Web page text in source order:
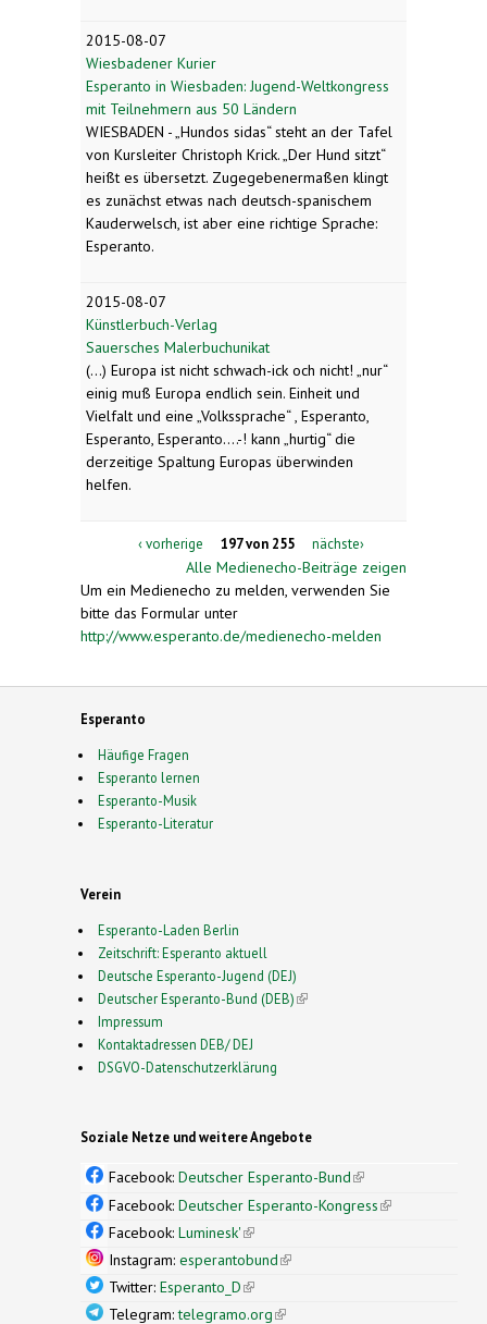
2015-08-07
Wiesbadener Kurier
Esperanto in Wiesbaden: Jugend-Weltkongress
mit Teilnehmern aus 50 Ländern
WIESBADEN - „Hundos sidas“ steht an der Tafel
von Kursleiter Christoph Krick. „Der Hund sitzt“
heißt es übersetzt. Zugegebenermaßen klingt
es zunächst etwas nach deutsch-spanischem
Kauderwelsch, ist aber eine richtige Sprache:
Esperanto.
2015-08-07
Künstlerbuch-Verlag
Sauersches Malerbuchunikat
(...) Europa ist nicht schwach-ick och nicht! „nur“
einig muß Europa endlich sein. Einheit und
Vielfalt und eine „Volkssprache“ , Esperanto,
Esperanto, Esperanto….-! kann „hurtig“ die
derzeitige Spaltung Europas überwinden
helfen.
‹ vorherige 197 von 255 nächste›
Alle Medienecho-Beiträge zeigen
Um ein Medienecho zu melden, verwenden Sie
bitte das Formular unter
http://www.esperanto.de/medienecho-melden
Esperanto
Häufige Fragen
Esperanto lernen
Esperanto-Musik
Esperanto-Literatur
Verein
Esperanto-Laden Berlin
Zeitschrift: Esperanto aktuell
Deutsche Esperanto-Jugend (DEJ)
Deutscher Esperanto-Bund (DEB)(link is external)
Impressum
Kontaktadressen DEB/ DEJ
DSGVO-Datenschutzerklärung
Soziale Netze und weitere Angebote
Facebook: Deutscher Esperanto-Bund(link is
external)
Facebook: Deutscher Esperanto-Kongress(link is
Facebook: Luminesk'(link is external)
Instagram: esperantobund(link is external)
Twitter: Esperanto_D(link is external)
Telegram:telegramo.org(link is external)